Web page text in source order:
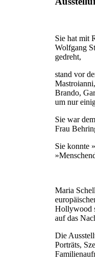
Sie hat mit
Wolfgang
gedreht,
stand vor
Brando,
um nur
Sie war
Frau
Sie konnte
Maria
Hollywood
auf das
Die
Porträts,